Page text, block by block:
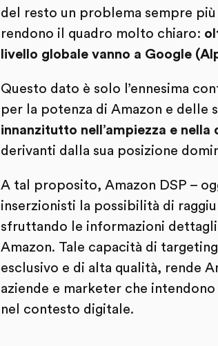
del resto un problema sempre
rendono il quadro molto chiaro:
livello globale vanno a Google
Questo dato è solo l’ennesima
per la potenza di Amazon e delle
innanzitutto nell’ampiezza e
derivanti dalla sua posizione
A tal proposito, Amazon DSP –
inserzionisti la possibilità di
sfruttando le informazioni
Amazon. Tale capacità di
esclusivo e di alta qualità, rende
aziende e marketer che
nel contesto digitale.